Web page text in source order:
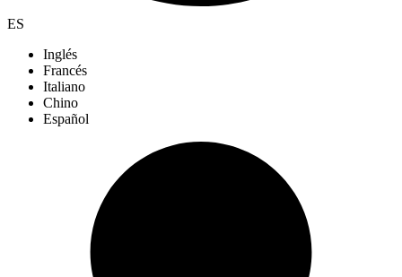
ES
Inglés
Francés
Italiano
Chino
Español